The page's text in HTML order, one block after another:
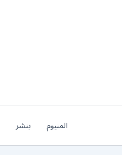
المنيوم بنشر